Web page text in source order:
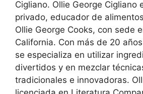
Cigliano. Ollie George Cigliano
privado, educador de
Ollie George Cooks, con sede
California. Con más de 20
se especializa en utilizar
divertidos y en mezclar
tradicionales e innovadoras.